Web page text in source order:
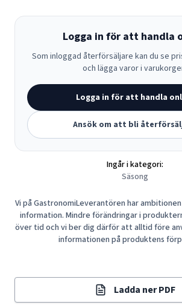
Logga in för att handla
Som inloggad återförsäljare kan du se
och lägga varor i
Logga in för att handla
Ansök om att bli
Ingår i kategori:
Säsong
Vi på GastronomiLeverantören har
information. Mindre förändringar i
över tid och vi ber dig därför att alltid före
informationen på produktens
Ladda ner PDF